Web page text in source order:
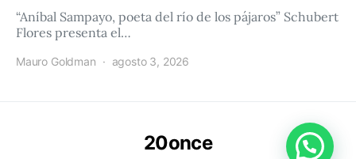
“Aníbal Sampayo, poeta del río de los pájaros” Schubert
Flores presenta el…
Mauro Goldman agosto 3, 2026
20once